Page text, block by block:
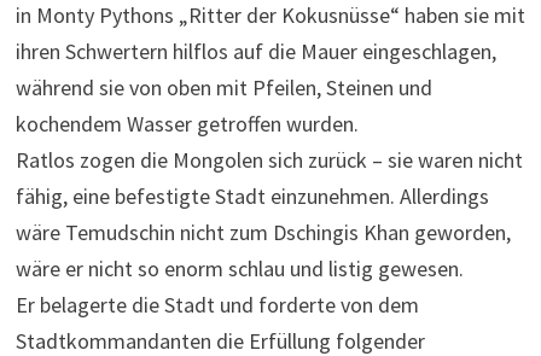
in Monty Pythons „Ritter der Kokusnüsse“ haben sie mit
ihren Schwertern hilflos auf die Mauer eingeschlagen,
während sie von oben mit Pfeilen, Steinen und
kochendem Wasser getroffen wurden.
Ratlos zogen die Mongolen sich zurück – sie waren nicht
fähig, eine befestigte Stadt einzunehmen. Allerdings
wäre Temudschin nicht zum Dschingis Khan geworden,
wäre er nicht so enorm schlau und listig gewesen.
Er belagerte die Stadt und forderte von dem
Stadtkommandanten die Erfüllung folgender